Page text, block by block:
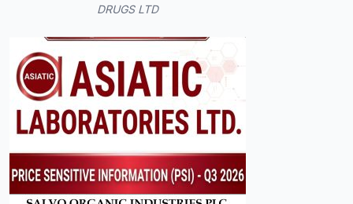
DRUGS LTD